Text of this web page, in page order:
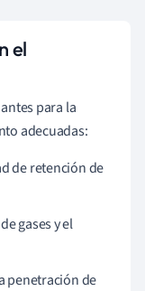
el
para la
adecuadas:
de retención de
gases y el
penetración de